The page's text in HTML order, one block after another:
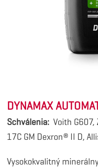
DYNAMAX
Schválenia: Voith G607,
17C GM Dexron® II D,
Vysokokvalitný